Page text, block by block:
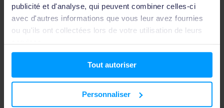
publicité et d'analyse, qui peuvent combiner celles-ci
avec d'autres informations que vous leur avez fournies
ou qu'ils ont collectées lors de votre utilisation de leurs
services.
Tout autoriser
Personnaliser
5 conseils pour une première installation
solaire résidentielle